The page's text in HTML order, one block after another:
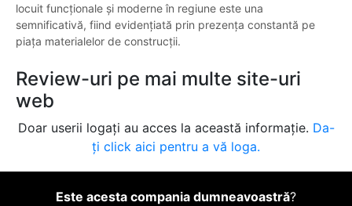
locuit funcționale și moderne în regiune este una
semnificativă, fiind evidențiată prin prezența constantă pe
piața materialelor de construcții.
Review-uri pe mai multe site-uri
web
Doar userii logați au acces la această informație. Da-
ți click aici pentru a vă loga.
Este acesta compania dumneavoastră?